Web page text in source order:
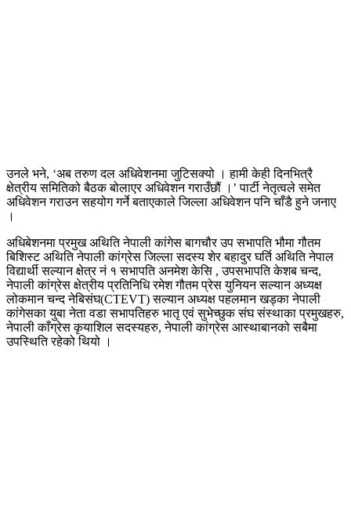
उनले भने, ‘अब तरुण दल अधिवेशनमा जुटिसक्यो । हामी केही दिनभित्रै
क्षेत्रीय समितिको बैठक बोलाएर अधिवेशन गराउँछौं ।’ पार्टी नेतृत्वले समेत
अधिवेशन गराउन सहयोग गर्ने बताएकाले जिल्ला अधिवेशन पनि चाँडै हुने जनाए
।
अधिबेशनमा प्रमुख अथिति नेपाली कांगेस बागचौर उप सभापति भौमा गौतम
बिशिस्ट अथिति नेपाली कांग्रेस जिल्ला सदस्य शेर बहादुर घर्ति अथिति नेपाल
विद्यार्थी सल्यान क्षेत्र नं १ सभापति अनमेश केसि , उपसभापति केशब चन्द,
नेपाली कांग्रेस क्षेत्रीय प्रतिनिधि रमेश गौतम प्रेस युनियन सल्यान अध्यक्ष
लोकमान चन्द नेबिसंघ(CTEVT) सल्यान अध्यक्ष पहलमान खड्का नेपाली
कांगेसका युबा नेता वडा सभापतिहरु भातृ एवं सुभेच्छुक संघ संस्थाका प्रमुखहरु,
नेपाली काँग्रेस कृयाशिल सदस्यहरु, नेपाली कांग्रेस आस्थाबानको सबैमा
उपस्थिति रहेको थियो ।